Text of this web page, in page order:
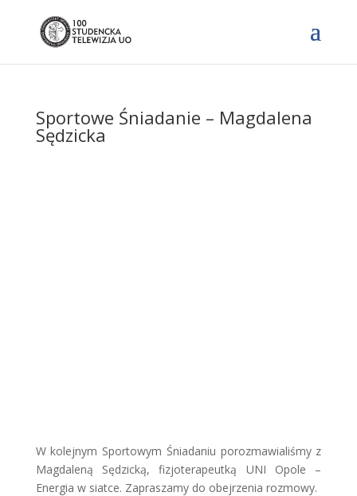
Sportowe Śniadanie – Magdalena
Sędzicka
W kolejnym Sportowym Śniadaniu porozmawialiśmy z
Magdaleną Sędzicką, fizjoterapeutką UNI Opole –
Energia w siatce. Zapraszamy do obejrzenia rozmowy.